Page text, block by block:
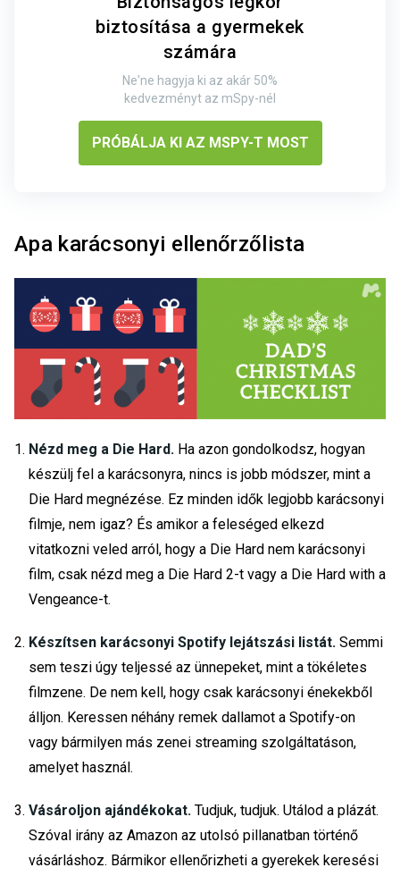
biztosítása a gyermekek
számára
Ne'ne hagyja ki az akár 50%
kedvezményt az mSpy-nél
PRÓBÁLJA KI AZ MSPY-T MOST
Apa karácsonyi ellenőrzőlista
Nézd meg a Die Hard. Ha azon gondolkodsz, hogyan
készülj fel a karácsonyra, nincs is jobb módszer, mint a
Die Hard megnézése. Ez minden idők legjobb karácsonyi
filmje, nem igaz? És amikor a feleséged elkezd
vitatkozni veled arról, hogy a Die Hard nem karácsonyi
film, csak nézd meg a Die Hard 2-t vagy a Die Hard with a
Vengeance-t.
Készítsen karácsonyi Spotify lejátszási listát. Semmi
sem teszi úgy teljessé az ünnepeket, mint a tökéletes
filmzene. De nem kell, hogy csak karácsonyi énekekből
álljon. Keressen néhány remek dallamot a Spotify-on
vagy bármilyen más zenei streaming szolgáltatáson,
amelyet használ.
Vásároljon ajándékokat. Tudjuk, tudjuk. Utálod a plázát.
Szóval irány az Amazon az utolsó pillanatban történő
vásárláshoz. Bármikor ellenőrizheti a gyerekek keresési